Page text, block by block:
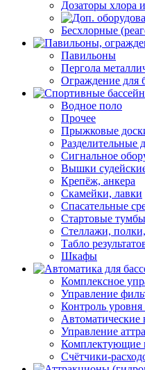
Дозаторы хлора
Бесхлорные
Павильоны
Пергола
Ограждение для
Водное поло
Прочее
Прыжковые
Разделительные
Cигнальное
Вышки
Крепёж, анкера
Скамейки, лавки
Спасательные
Стартовые
Стеллажи,
Табло
Шкафы
Комплексное
Управление
Контроль
Управление
Комплектующие
Счётчики-